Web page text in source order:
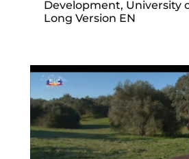
Development, University
Long Version EN